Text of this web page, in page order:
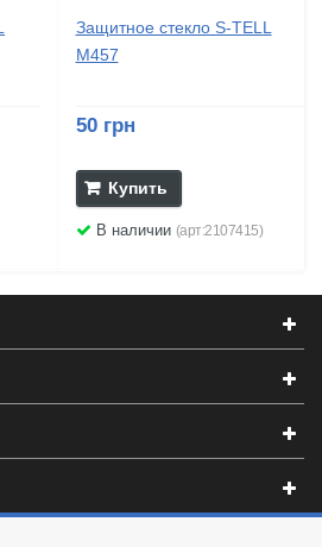
Защитное стекло S-TELL
M457
50 грн
Купить
В наличии (арт:2107415)